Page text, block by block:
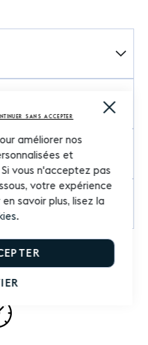
Close
améliorer nos
et
vous n'acceptez pas
votre expérience
savoir plus, lisez la
.
SANS ACCEPTER